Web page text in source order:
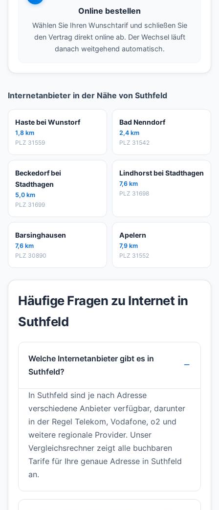
Online bestellen
Wählen Sie Ihren Wunschtarif und schließen Sie
den Vertrag direkt online ab. Der Wechsel läuft
danach weitgehend automatisch.
Internetanbieter in der Nähe von Suthfeld
Haste bei Wunstorf
1,8 km
PLZ 31559
Bad Nenndorf
2,4 km
PLZ 31542
Beckedorf bei
Stadthagen
5,0 km
PLZ 31699
Lindhorst bei Stadthagen
7,6 km
PLZ 31698
Barsinghausen
7,6 km
PLZ 30890
Apelern
7,9 km
PLZ 31552
Häufige Fragen zu Internet in
Suthfeld
Welche Internetanbieter gibt es in
Suthfeld?
In Suthfeld sind je nach Adresse
verschiedene Anbieter verfügbar, darunter
in der Regel Telekom, Vodafone, o2 und
weitere regionale Provider. Unser
Vergleichsrechner zeigt alle buchbaren
Tarife für Ihre genaue Adresse in Suthfeld
an.